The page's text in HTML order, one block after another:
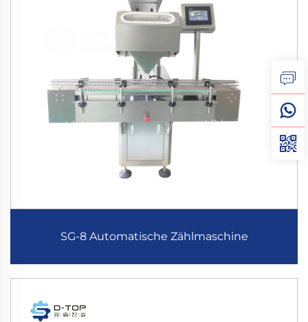
SG-8 Automatische Zählmaschine